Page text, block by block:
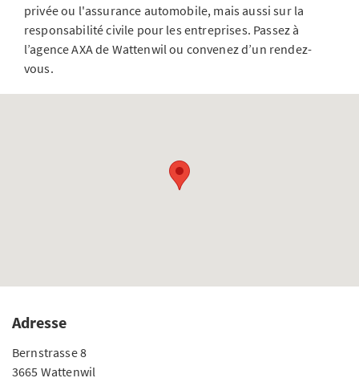
privée ou l'assurance automobile, mais aussi sur la
responsabilité civile pour les entreprises. Passez à
l’agence AXA de Wattenwil ou convenez d’un rendez-
vous.
Adresse
Bernstrasse 8
3665 Wattenwil